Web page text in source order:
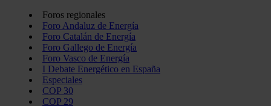
Foros regionales
Foro Andaluz de Energía
Foro Catalán de Energía
Foro Gallego de Energía
Foro Vasco de Energía
I Debate Energético en España
Especiales
COP 30
COP 29